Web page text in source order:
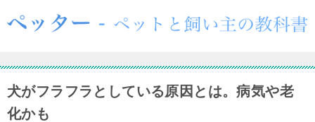
犬がフラフラとしている原因とは。病気や老
化かも